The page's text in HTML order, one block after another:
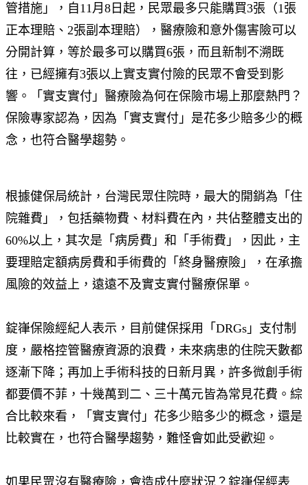
管措施」，自11月8日起，民眾最多只能購買3張（1張
正本理賠、2張副本理賠），醫療險和意外傷害險可以
分開計算，等於最多可以購買6張，而且新制不溯既
往，已經擁有3張以上實支實付險的民眾不會受到影
響。「實支實付」醫療險為何在保險市場上那麼熱門？
保險專家認為，因為「實支實付」是花多少賠多少的概
念，也符合醫學趨勢。
根據健保局統計，台灣民眾住院時，最大的開銷為「住
院雜費」，包括藥物費、材料費在內，共佔整體支出的
60%以上，其次是「病房費」和「手術費」，因此，主
要理賠定額病房費和手術費的「終身醫療險」，在承擔
風險的效益上，遠遠不及實支實付醫療保單。
錠嵂保險經紀人表示，目前健保採用「DRGs」支付制
度，嚴格控管醫療資源的浪費，未來病患的住院天數都
逐漸下降；再加上手術科技的日新月異，許多微創手術
都要價不菲，十幾萬到二、三十萬元皆為常見花費。綜
合比較來看，「實支實付」花多少賠多少的概念，還是
比較實在，也符合醫學趨勢，難怪會如此受歡迎。
如果民眾沒有醫療險，會造成什麼狀況？錠嵂保經表